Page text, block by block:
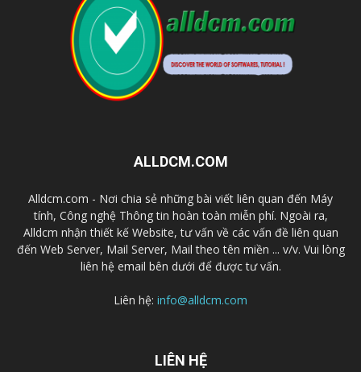
ALLDCM.COM
Alldcm.com - Nơi chia sẻ những bài viết liên quan đến Máy
tính, Công nghệ Thông tin hoàn toàn miễn phí. Ngoài ra,
Alldcm nhận thiết kế Website, tư vấn về các vấn đề liên quan
đến Web Server, Mail Server, Mail theo tên miền ... v/v. Vui lòng
liên hệ email bên dưới để được tư vấn.
Liên hệ: info@alldcm.com
LIÊN HỆ